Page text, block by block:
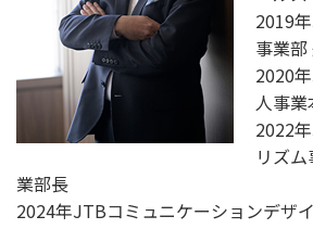
2019
事業
2020
人事
2022
リズ
業部長
2024年JTBコミュニケーションデザイ